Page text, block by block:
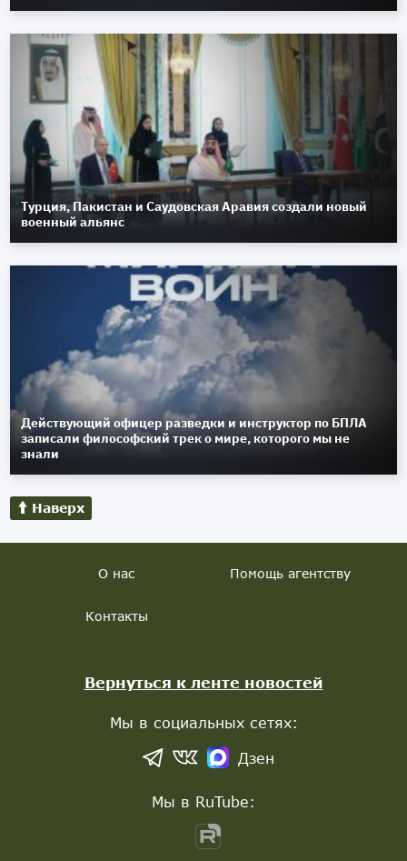
Турция, Пакистан и Саудовская Аравия создали новый
военный альянс
Действующий офицер разведки и инструктор по БПЛА
записали философский трек о мире, которого мы не
знали
Наверх
О нас Помощь агентству
Контакты
Вернуться к ленте новостей
Мы в социальных сетях:
Дзен
Мы в RuTube: